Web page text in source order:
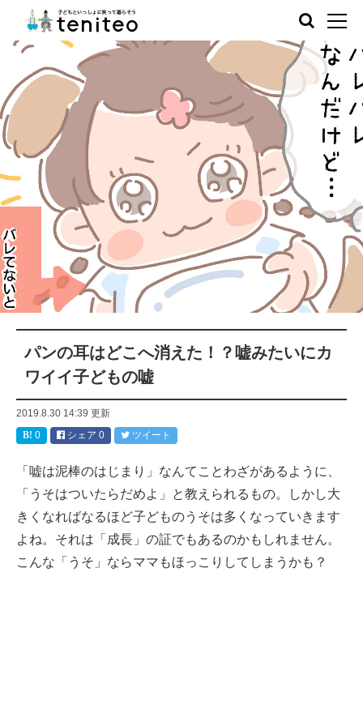
パンの耳はどこへ消えた！？嘘みたいにカ
ワイイ子どもの嘘
2019.8.30 14:39 更新
0
シェア 0 ツイート
「嘘は泥棒のはじまり」なんてことわざがあるように、
「うそはついたらだめよ」と教えられるもの。しかし大
きくなればなるほど子どものうそは多くなっていきます
よね。それは「成長」の証でもあるのかもしれません。
こんな「うそ」ならママもほっこりしてしまうかも？